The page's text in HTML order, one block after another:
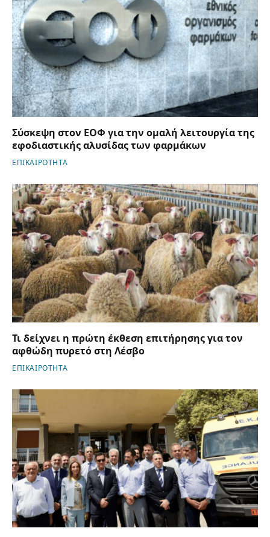
Σύσκεψη στον ΕΟΦ για την ομαλή λειτουργία της
εφοδιαστικής αλυσίδας των φαρμάκων
ΕΠΙΚΑΙΡΟΤΗΤΑ
Τι δείχνει η πρώτη έκθεση επιτήρησης για τον
αφθώδη πυρετό στη Λέσβο
ΕΠΙΚΑΙΡΟΤΗΤΑ